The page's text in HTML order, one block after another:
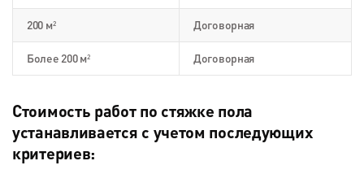
200 м2 Договорная
Более 200 м2 Договорная
Стоимость работ по стяжке пола
устанавливается с учетом последующих
критериев: